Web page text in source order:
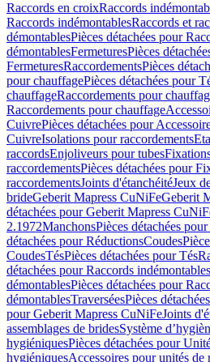
Raccords en croixRaccords
Raccords indémontablesRaccords et
démontablesPièces détachées pour
démontablesFermeturesPièces
FermeturesRaccordementsPièces
pour chauffagePièces détachées pour
chauffageRaccordements pour
Raccordements pour chauffage
CuivrePièces détachées pour
CuivreIsolations pour raccordements
raccordsEnjoliveurs pour tubes
raccordementsPièces détachées pour
raccordementsJoints d'étanchéitéJeux
brideGeberit Mapress CuNiFeGeberit
détachées pour Geberit Mapress
2.1972ManchonsPièces détachées
détachées pour RéductionsCoudes
CoudesTésPièces détachées pour Tés
détachées pour Raccords indémontables
démontablesPièces détachées pour
démontablesTraverséesPièces
pour Geberit Mapress CuNiFeJoints
assemblages de bridesSystème
hygiéniquesPièces détachées pour
hygiéniquesAccessoires pour unités de